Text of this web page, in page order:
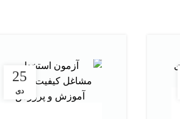
25
دی